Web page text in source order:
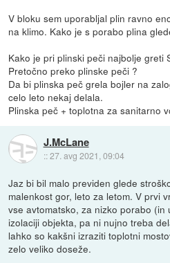
V bloku sem uporabljal plin ravno
na klimo. Kako je s porabo plina
Kako je pri plinski peči najbolje greti
Pretočno preko plinske peči ?
Da bi plinska peč grela bojler na
celo leto nekaj delala.
Plinska peč + toplotna za sanitarno
J.McLane
::27. avg 2021, 09:04
Jaz bi bil malo previden glede
malenkost gor, leto za letom. V prvi
vse avtomatsko, za nizko porabo
izolaciji objekta, pa ni nujno treba
lahko so kakšni izraziti toplotni
zelo veliko doseže.